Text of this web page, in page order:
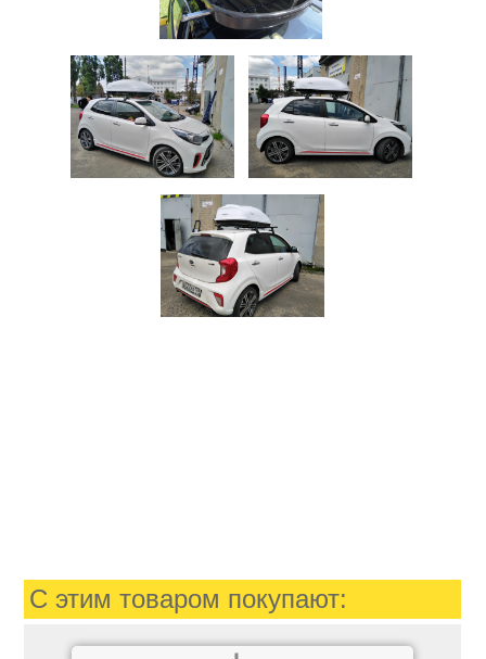
С этим товаром покупают: